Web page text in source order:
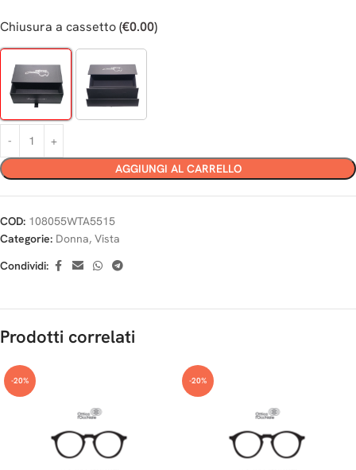
Chiusura a cassetto(€0.00)
AGGIUNGI AL CARRELLO
COD: 108055WTA5515
Categorie: Donna, Vista
Condividi:
Prodotti correlati
-20% -20%